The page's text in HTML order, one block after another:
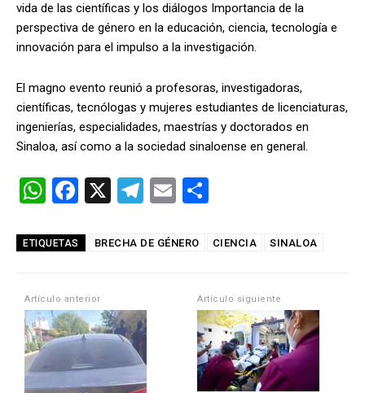
vida de las científicas y los diálogos Importancia de la
perspectiva de género en la educación, ciencia, tecnología e
innovación para el impulso a la investigación.
El magno evento reunió a profesoras, investigadoras,
científicas, tecnólogas y mujeres estudiantes de licenciaturas,
ingenierías, especialidades, maestrías y doctorados en
Sinaloa, así como a la sociedad sinaloense en general.
W
at
A
p
p
F
ce
o
o
k
X
T
e
m
E
ail m
ar
tir
ETIQUETAS BRECHA DE GÉNERO CIENCIA SINALOA
Artículo anterior Artículo siguiente